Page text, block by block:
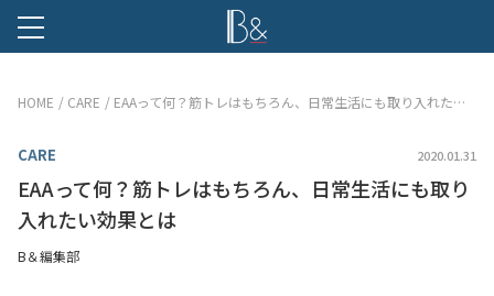
HOME CARE EAAって何？筋トレはもちろん、日常生活にも取り入れたい効果とは
CARE 2020.01.31
EAAって何？筋トレはもちろん、日常生活にも取り
入れたい効果とは
B＆編集部